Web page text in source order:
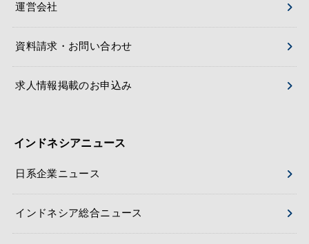
運営会社
資料請求・お問い合わせ
求人情報掲載のお申込み
インドネシアニュース
日系企業ニュース
インドネシア総合ニュース